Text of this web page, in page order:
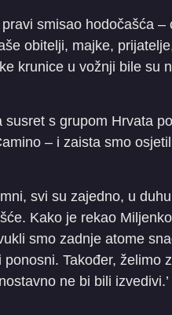
smisao hodočašća –
obitelji, majke,
krunice u vožnji bile su
s grupom Hrvata
– i zaista smo
svi su zajedno, u
Kako je rekao
smo zadnje atome
Također, želimo
ne bi bili izvedivi.’